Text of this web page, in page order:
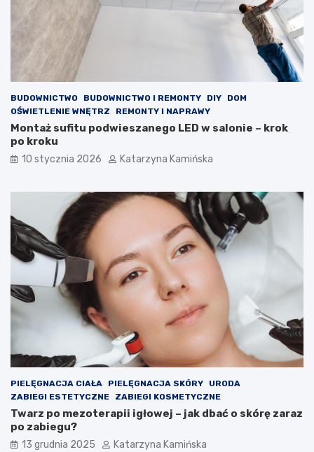
e
,
ó
r
e
p
p
r
w
a
j
ą
j
k
o
ś
w
e
t
r
z
a
c
w
l
c
e
z
y
s
k
m
c
h
o
e
s
t
l
m
?
P
r
o
BUDOWNICTWO BUDOWNICTWO I REMONTY DIY
DOM
OŚWIETLENIE WNĘTRZ
REMONTY I NAPRAWY
Montaż sufitu podwieszanego LED w salonie – krok
po kroku
10 stycznia 2026 Katarzyna Kamińska
PIELĘGNACJA CIAŁA PIELĘGNACJA SKÓRY
URODA
ZABIEGI ESTETYCZNE
ZABIEGI KOSMETYCZNE
Twarz po mezoterapii igłowej – jak dbać o skórę zaraz
po zabiegu?
13 grudnia 2025 Katarzyna Kamińska